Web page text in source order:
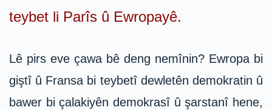
teybet li Parîs û Ewropayê.
Lê pirs eve çawa bê deng nemînin? Ewropa bi
giştî û Fransa bi teybetî dewletên demokratin û
bawer bi çalakiyên demokrasî û şarstanî hene,